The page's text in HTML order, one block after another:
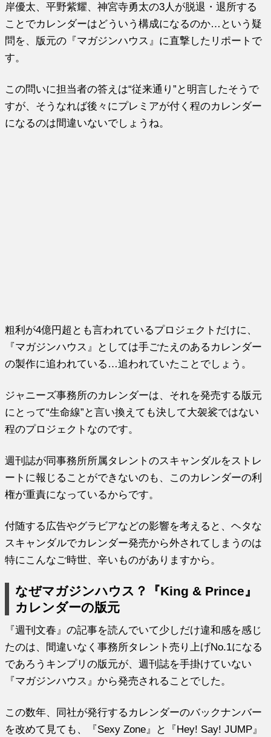
岸優太、平野紫耀、神宮寺勇太の3人が脱退・退所する
ことでカレンダーはどういう構成になるのか…という疑
問を、版元の『マガジンハウス』に直撃したリポートで
す。
この問いに担当者の答えは“従来通り”と明言したそうで
すが、そうなれば後々にプレミアが付く程のカレンダー
になるのは間違いないでしょうね。
粗利が4億円超とも言われているプロジェクトだけに、
『マガジンハウス』としては手ごたえのあるカレンダー
の製作に追われている…追われていたことでしょう。
ジャニーズ事務所のカレンダーは、それを発売する版元
にとって“生命線”と言い換えても決して大袈裟ではない
程のプロジェクトなのです。
週刊誌が同事務所所属タレントのスキャンダルをストレ
ートに報じることができないのも、このカレンダーの利
権が重責になっているからです。
付随する広告やグラビアなどの影響を考えると、ヘタな
スキャンダルでカレンダー発売から外されてしまうのは
特にこんなご時世、辛いものがありますから。
なぜマガジンハウス？『King & Prince』
カレンダーの版元
『週刊文春』の記事を読んでいて少しだけ違和感を感じ
たのは、間違いなく事務所タレント売り上げNo.1になる
であろうキンプリの版元が、週刊誌を手掛けていない
『マガジンハウス』から発売されることでした。
この数年、同社が発行するカレンダーのバックナンバー
を改めて見ても、『Sexy Zone』と『Hey! Say! JUMP』